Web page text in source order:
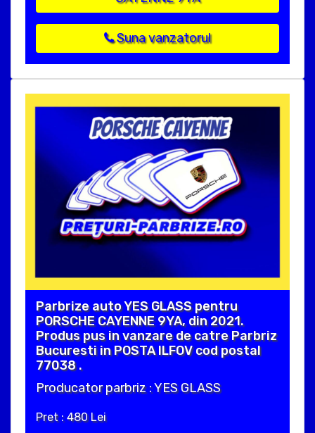
Suna vanzatorul
Parbrize auto YES GLASS pentru
PORSCHE CAYENNE 9YA, din 2021.
Produs pus in vanzare de catre Parbriz
Bucuresti in POSTA ILFOV cod postal
77038 .
Producator parbriz : YES GLASS
Pret : 480 Lei